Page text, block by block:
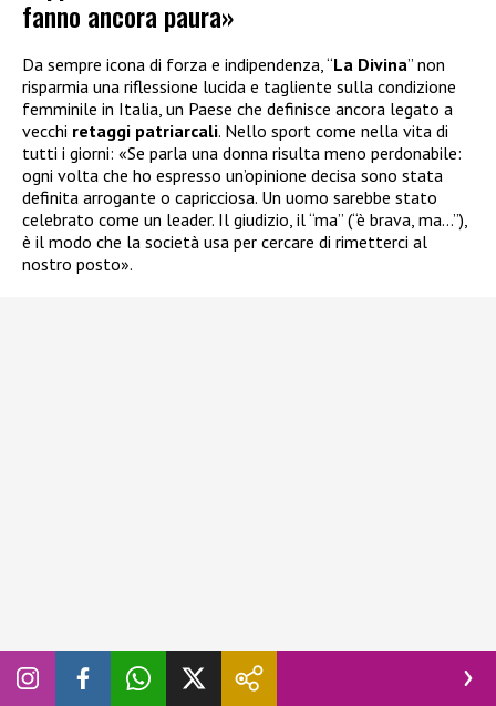
fanno ancora paura»
Da sempre icona di forza e indipendenza, “La Divina” non
risparmia una riflessione lucida e tagliente sulla condizione
femminile in Italia, un Paese che definisce ancora legato a
vecchi retaggi patriarcali. Nello sport come nella vita di
tutti i giorni: «Se parla una donna risulta meno perdonabile:
ogni volta che ho espresso un’opinione decisa sono stata
definita arrogante o capricciosa. Un uomo sarebbe stato
celebrato come un leader. Il giudizio, il “ma” (“è brava, ma…”),
è il modo che la società usa per cercare di rimetterci al
nostro posto».